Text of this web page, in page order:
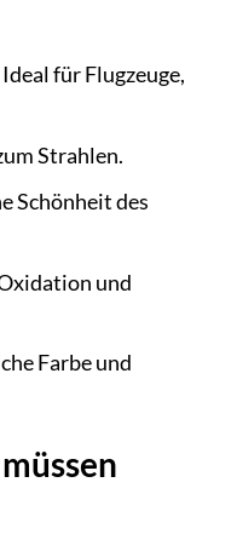
für Flugzeuge,
Strahlen.
Schönheit des
und
Farbe und